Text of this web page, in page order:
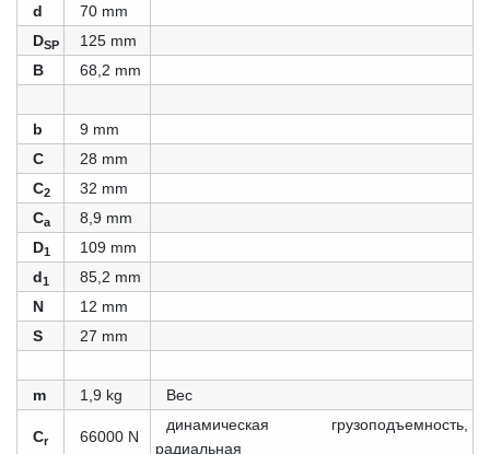
d
70 mm
DSP
125 mm
B
68,2 mm
b
9 mm
C
28 mm
C2
32 mm
Ca
8,9 mm
D1
109 mm
d1
85,2 mm
N
12 mm
S
27 mm
m 1,9 kg Вес
Cr 66000 N
динамическая грузоподъемность,
радиальная